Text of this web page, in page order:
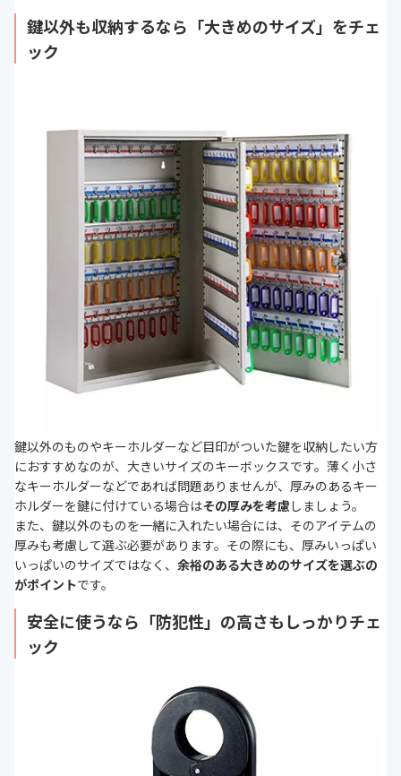
鍵以外も収納するなら「大きめのサイズ」をチェ
ック
鍵以外のものやキーホルダーなど目印がついた鍵を収納したい方
におすすめなのが、大きいサイズのキーボックスです。薄く小さ
なキーホルダーなどであれば問題ありませんが、厚みのあるキー
ホルダーを鍵に付けている場合はその厚みを考慮 しましょう。
また、鍵以外のものを一緒に入れたい場合には、そのアイテムの
厚みも考慮して選ぶ必要があります。その際にも、厚みいっぱい
いっぱいのサイズではなく、 余裕のある大きめのサイズを選ぶの
がポイントです。
安全に使うなら「防犯性」の高さもしっかりチェ
ック